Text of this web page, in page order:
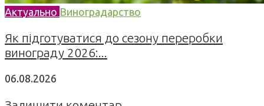
Актуально Виноградарство
Як підготуватися до сезону переробки
винограду 2026:...
06.08.2026